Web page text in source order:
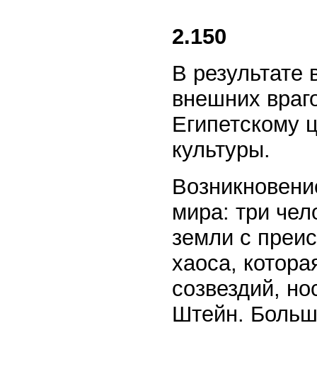
2.150
В результате
внешних
Египетскому
культуры.
мира: три
земли с
хаоса,
созвездий,
Штейн.